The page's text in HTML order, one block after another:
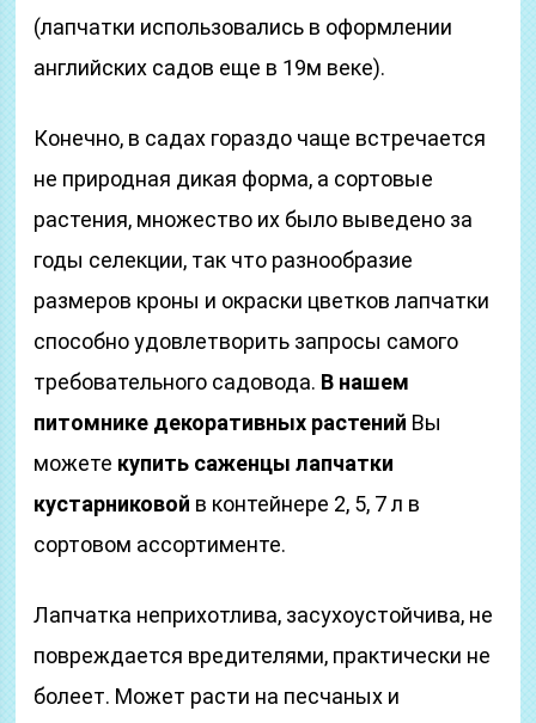
(лапчатки использовались в оформлении
английских садов еще в 19м веке).
Конечно, в садах гораздо чаще встречается
не природная дикая форма, а сортовые
растения, множество их было выведено за
годы селекции, так что разнообразие
размеров кроны и окраски цветков лапчатки
способно удовлетворить запросы самого
требовательного садовода. В нашем
питомнике декоративных растений Вы
можете купить саженцы лапчатки
кустарниковой в контейнере 2, 5, 7 л в
сортовом ассортименте.
Лапчатка неприхотлива, засухоустойчива, не
повреждается вредителями, практически не
болеет. Может расти на песчаных и